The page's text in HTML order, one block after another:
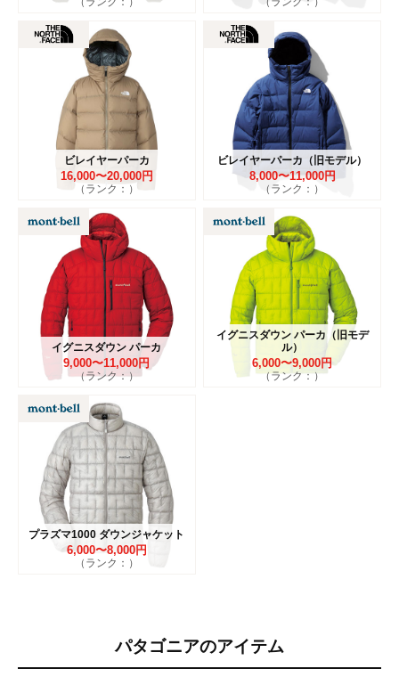
ビレイヤーパーカ
16,000〜20,000円
（ランク：）
ビレイヤーパーカ（旧モデル）
8,000〜11,000円
（ランク：）
イグニスダウン パーカ
9,000〜11,000円
（ランク：）
イグニスダウン パーカ（旧モデ
ル）
6,000〜9,000円
（ランク：）
プラズマ1000 ダウンジャケット
6,000〜8,000円
（ランク：）
パタゴニアのアイテム